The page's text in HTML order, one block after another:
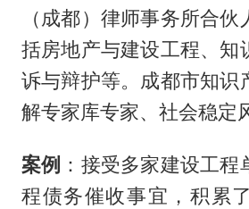
（成都）律师事务所合
括房地产与建设工程、知
诉与辩护等。成都市知识
解专家库专家、社会稳定
案例 ：接受多家建设工
程债务催收事宜，积累